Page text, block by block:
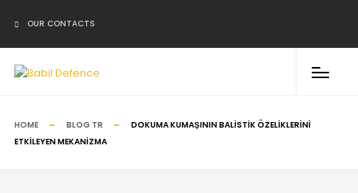
OUR CONTACTS
HOME BLOG TR
DOKUMA KUMAŞININ BALİSTİK ÖZELİKLERİNİ
ETKİLEYEN MEKANİZMA